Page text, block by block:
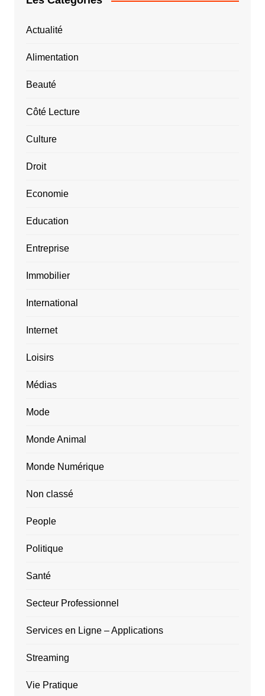
Actualité
Alimentation
Beauté
Côté Lecture
Culture
Droit
Economie
Education
Entreprise
Immobilier
International
Internet
Loisirs
Médias
Mode
Monde Animal
Monde Numérique
Non classé
People
Politique
Santé
Secteur Professionnel
Services en Ligne – Applications
Streaming
Vie Pratique